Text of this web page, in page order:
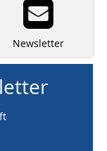
Newsletter